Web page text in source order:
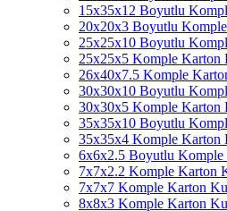
15x35x12 Boyutlu
20x20x3 Boyutlu
25x25x10 Boyutlu
25x25x5 Komple Karton
26x40x7.5 Komple
30x30x10 Boyutlu
30x30x5 Komple Karton
35x35x10 Boyutlu
35x35x4 Komple Karton
6x6x2.5 Boyutlu
7x7x2.2 Komple Karton
7x7x7 Komple Karton
8x8x3 Komple Karton